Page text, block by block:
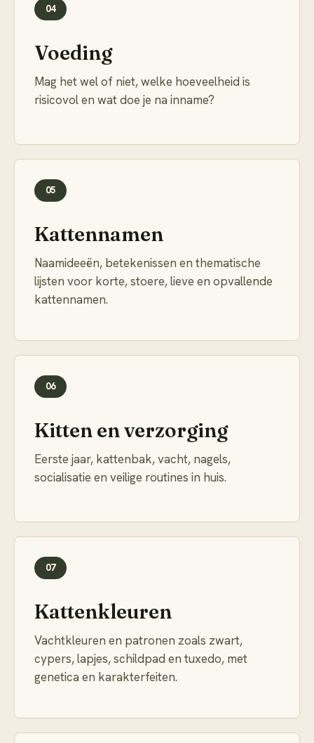
04
Voeding
Mag het wel of niet, welke hoeveelheid is
risicovol en wat doe je na inname?
05
Kattennamen
Naamideeën, betekenissen en thematische
lijsten voor korte, stoere, lieve en opvallende
kattennamen.
06
Kitten en verzorging
Eerste jaar, kattenbak, vacht, nagels,
socialisatie en veilige routines in huis.
07
Kattenkleuren
Vachtkleuren en patronen zoals zwart,
cypers, lapjes, schildpad en tuxedo, met
genetica en karakterfeiten.